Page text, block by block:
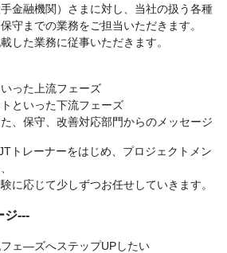
金融機関）さまに対し、当社の扱う各種
守までの業務をご担当いただきます。
した業務に従事いただきます。
った上流フェーズ
といった下流フェーズ
、保守、改善対応部門からのメッセージ
トレーナーをはじめ、プロジェクトメン
に応じて少しずつお任せしていきます。
ジ---
ェ―ズへステップUPしたい